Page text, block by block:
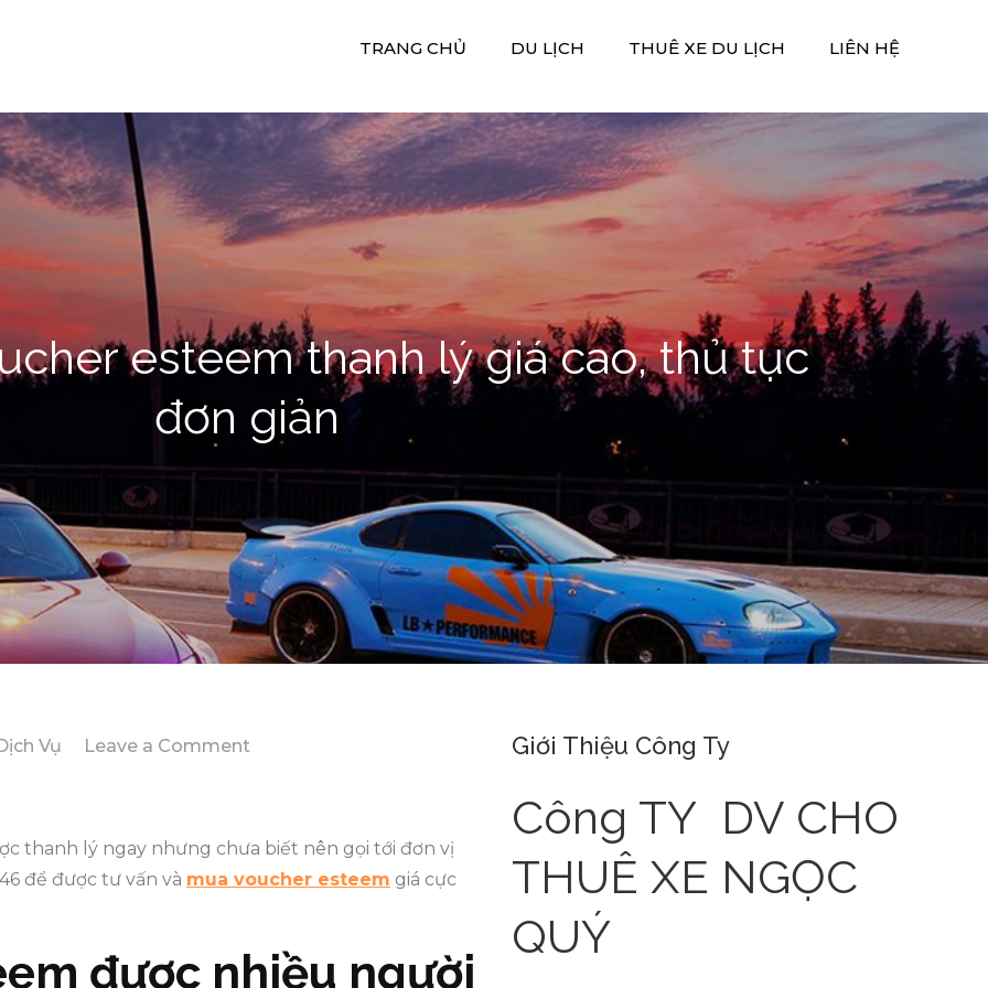
TRANG CHỦ DU LỊCH THUÊ XE DU LỊCH LIÊN HỆ
esteem thanh lý giá cao, thủ tục
đơn giản
Vụ Leave a Comment
mua
voucher
lý
thanh lý ngay nhưng chưa biết nên gọi tới đơn vị
để được tư vấn và mua voucher esteem giá cực
được nhiều người
Giới Thiệu Công Ty
Công TY DV CHO
THUÊ XE NGỌC
QUÝ